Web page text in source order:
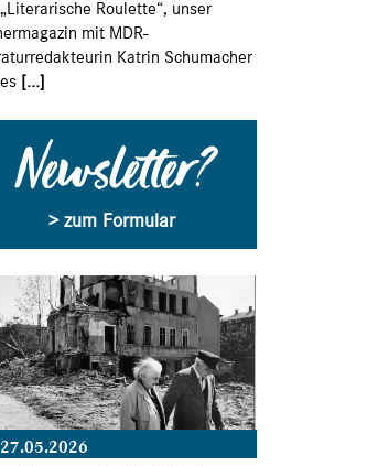
Roulette“, unser
mit MDR-
Katrin Schumacher
[...]
Newsletter?
> zum Formular